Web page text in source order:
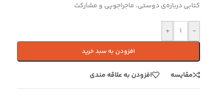
کتابی درباره‌ی دوستی، ماجراجویی و مشارکت
-
+
افزودن به سبد خرید
مقایسه افزودن به علاقه مندی